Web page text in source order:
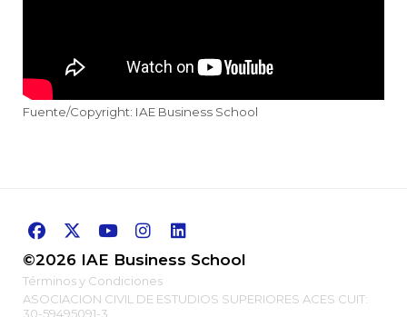
Fuente/Copyright: IAE Business School
©2026 IAE Business School
Términos y Condiciones
ASOCIACION CIVIL DE ESTUDIOS SUPERIORES ACES CUIT:
30-59495091-3